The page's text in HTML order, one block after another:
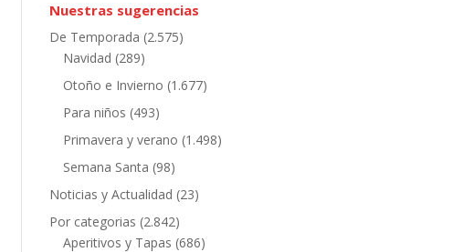
Nuestras sugerencias
De Temporada (2.575)
Navidad (289)
Otoño e Invierno (1.677)
Para niños (493)
Primavera y verano (1.498)
Semana Santa (98)
Noticias y Actualidad (23)
Por categorias (2.842)
Aperitivos y Tapas (686)